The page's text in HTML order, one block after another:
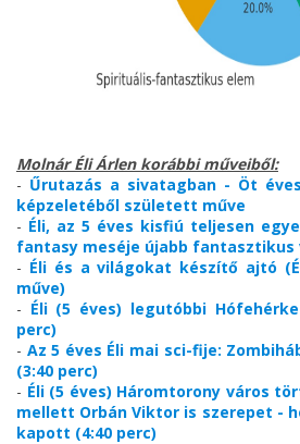
Molnár Éli Árlen korábbi műveiből:
- Űrutazás a sivatagban - Öt
képzeletéből született műve
- Éli, az 5 éves kisfiú teljesen
fantasy meséje újabb fantasztikus
- Éli és a világokat készítő ajtó
műve)
- Éli (5 éves) legutóbbi
perc)
- Az 5 éves Éli mai sci-fije:
(3:40 perc)
- Éli (5 éves) Háromtorony város
mellett Orbán Viktor is szerepet -
kapott (4:40 perc)